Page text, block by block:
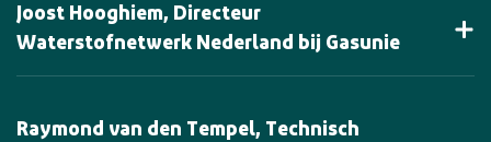
Joost Hooghiem, Directeur
Waterstofnetwerk Nederland bij Gasunie
Raymond van den Tempel, Technisch